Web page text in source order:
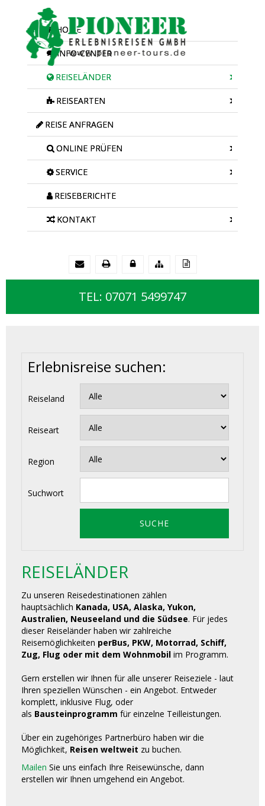
HOME
INFO-CENTER
REISELÄNDER
REISEARTEN
REISE ANFRAGEN
ONLINE PRÜFEN
SERVICE
REISEBERICHTE
KONTAKT
TEL: 07071 5499747
Erlebnisreise suchen:
Reiseland
Reiseart
Region
Suchwort
REISELÄNDER
Zu unseren Reisedestinationen zählen
hauptsächlich Kanada, USA, Alaska, Yukon,
Australien, Neuseeland und die Südsee. Für jedes
dieser Reiseländer haben wir zahlreiche
Reisemöglichkeiten perBus, PKW, Motorrad, Schiff,
Zug, Flug oder mit dem Wohnmobil im Programm.
Gern erstellen wir Ihnen für alle unserer Reiseziele - laut
Ihren speziellen Wünschen - ein Angebot. Entweder
komplett, inklusive Flug, oder
als Bausteinprogramm für einzelne Teilleistungen.
Über ein zugehöriges Partnerbüro haben wir die
Möglichkeit, Reisen weltweit zu buchen.
Mailen Sie uns einfach Ihre Reisewünsche, dann
erstellen wir Ihnen umgehend ein Angebot.